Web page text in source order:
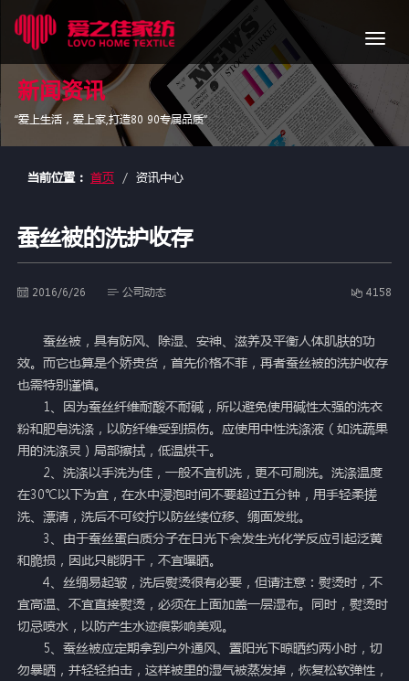
导
航
新闻资讯
“爱上生活，爱上家,打造80 90专属品质”
当前位置： 首页 资讯中心
蚕丝被的洗护收存
4158
2016/6/26 公司动态
蚕丝被，具有防风、除湿、安神、滋养及平衡人体肌肤的功
效。而它也算是个娇贵货，首先价格不菲，再者蚕丝被的洗护收存
也需特别谨慎。
1、因为蚕丝纤维耐酸不耐碱，所以避免使用碱性太强的洗衣
粉和肥皂洗涤，以防纤维受到损伤。应使用中性洗涤液（如洗蔬果
用的洗涤灵）局部擦拭，低温烘干。
2、洗涤以手洗为佳，一般不宜机洗，更不可刷洗。洗涤温度
在30℃以下为宜，在水中浸泡时间不要超过五分钟，用手轻柔搓
洗、漂清，洗后不可绞拧以防丝缕位移、绸面发纰。
3、由于蚕丝蛋白质分子在日光下会发生光化学反应引起泛黄
和脆损，因此只能阴干，不宜曝晒。
4、丝绸易起皱，洗后熨烫很有必要，但请注意：熨烫时，不
宜高温、不宜直接熨烫，必须在上面加盖一层湿布。同时，熨烫时
切忌喷水，以防产生水迹痕影响美观。
5、蚕丝被应定期拿到户外通风、置阳光下晾晒约两小时，切
勿暴晒，并轻轻拍击，这样被里的湿气被蒸发掉，恢复松软弹性，